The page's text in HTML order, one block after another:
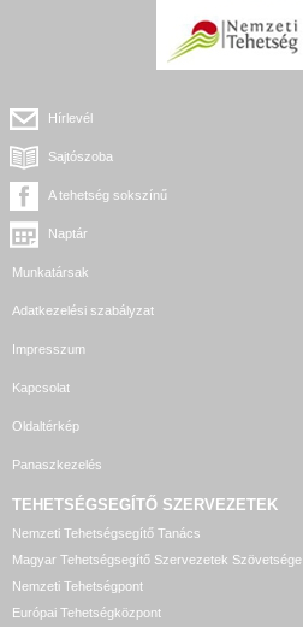
Hírlevél
Sajtószoba
A tehetség sokszínű
Naptár
Munkatársak
Adatkezelési szabályzat
Impresszum
Kapcsolat
Oldaltérkép
Panaszkezelés
TEHETSÉGSEGÍTŐ SZERVEZETEK
Nemzeti Tehetségsegítő Tanács
Magyar Tehetségsegítő Szervezetek Szövetsége
Nemzeti Tehetségpont
Európai Tehetségközpont